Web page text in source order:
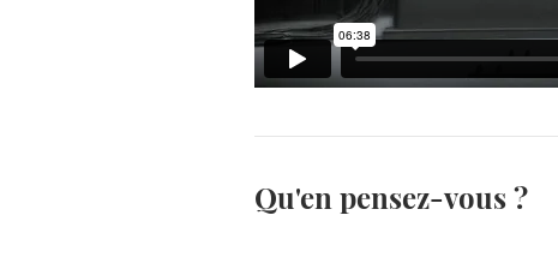
Qu'en pensez-vous ?